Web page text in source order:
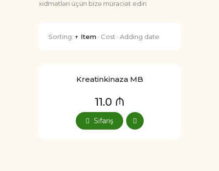
xidmətləri üçün bizə müraciət edin
Sorting: ↑ Item · Cost · Adding date
Kreatinkinaza MB
11.0 ₼
Sifariş